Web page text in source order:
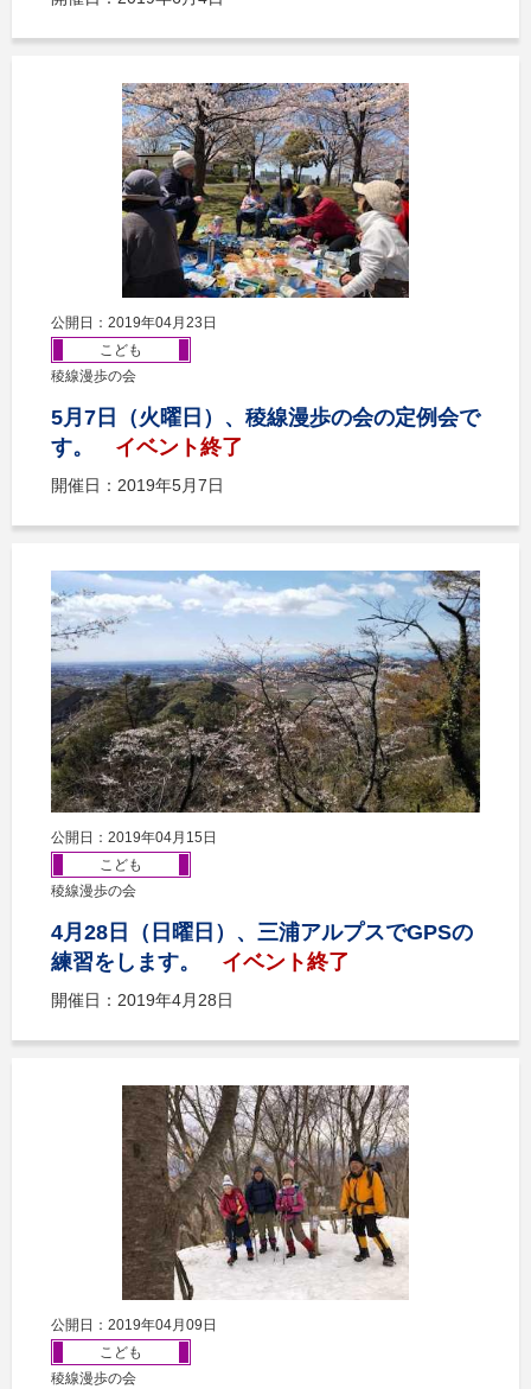
公開日：2019年04月23日
こども
稜線漫歩の会
5月7日（火曜日）、稜線漫歩の会の定例会で
す。
イベント終了
開催日：2019年5月7日
公開日：2019年04月15日
こども
稜線漫歩の会
4月28日（日曜日）、三浦アルプスでGPSの
練習をします。
イベント終了
開催日：2019年4月28日
公開日：2019年04月09日
こども
稜線漫歩の会